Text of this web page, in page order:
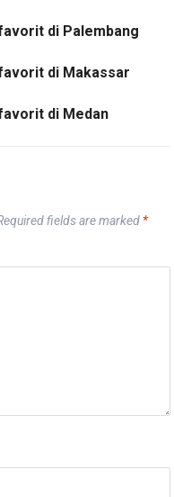
di Palembang
di Makassar
di Medan
fields are marked *